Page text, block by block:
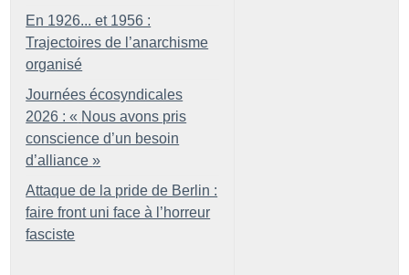
En 1926... et 1956 :
Trajectoires de l’anarchisme
organisé
Journées écosyndicales
2026 : « Nous avons pris
conscience d’un besoin
d’alliance »
Attaque de la pride de Berlin :
faire front uni face à l’horreur
fasciste